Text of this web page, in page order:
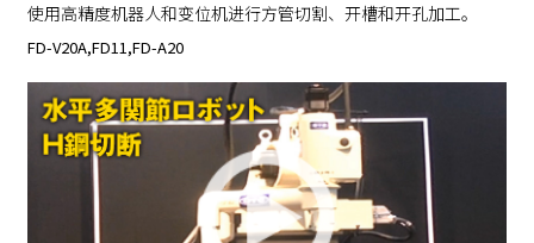
使用高精度机器人和变位机进行方管切割、开槽和开孔加工。
FD-V20A,FD11,FD-A20